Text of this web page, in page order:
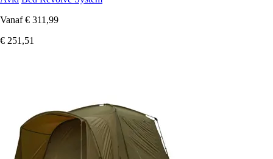
Vanaf € 311,99
€ 251,51